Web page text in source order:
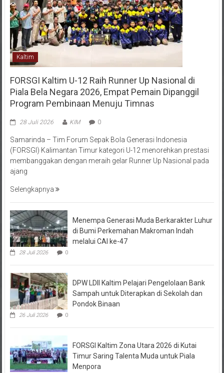
Kaltim
FORSGI Kaltim U-12 Raih Runner Up Nasional di
Piala Bela Negara 2026, Empat Pemain Dipanggil
Program Pembinaan Menuju Timnas
28 Juli 2026 KIM 0
Samarinda – Tim Forum Sepak Bola Generasi Indonesia
(FORSGI) Kalimantan Timur kategori U-12 menorehkan prestasi
membanggakan dengan meraih gelar Runner Up Nasional pada
ajang
Selengkapnya
Menempa Generasi Muda Berkarakter Luhur
di Bumi Perkemahan Makroman Indah
melalui CAI ke-47
28 Juli 2026 0
DPW LDII Kaltim Pelajari Pengelolaan Bank
Sampah untuk Diterapkan di Sekolah dan
Pondok Binaan
26 Juli 2026 0
FORSGI Kaltim Zona Utara 2026 di Kutai
Timur Saring Talenta Muda untuk Piala
Menpora